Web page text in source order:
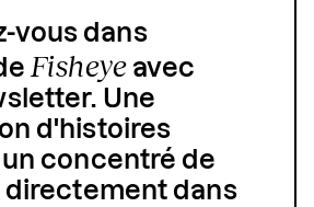
vous dans
Fisheyeavec
Une
d'histoires
concentré de
dans